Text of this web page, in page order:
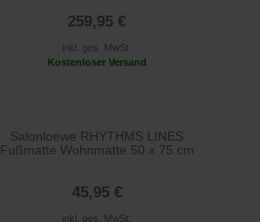
259,95 €
inkl. ges. MwSt.
Kostenloser Versand
Salonloewe RHYTHMS LINES
Fußmatte Wohnmatte 50 x 75 cm
45,95 €
inkl. ges. MwSt.